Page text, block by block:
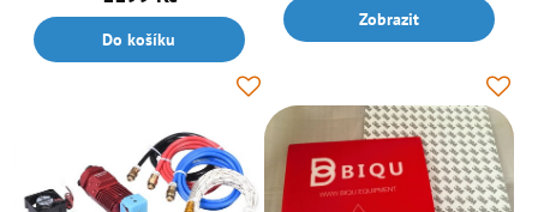
Do košíku
Zobrazit